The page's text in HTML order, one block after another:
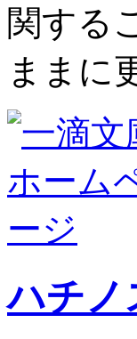
関する
ままに
ハチノ